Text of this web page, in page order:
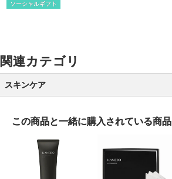
ソーシャルギフト
関連カテゴリ
スキンケア
この商品と一緒に購入されている商品